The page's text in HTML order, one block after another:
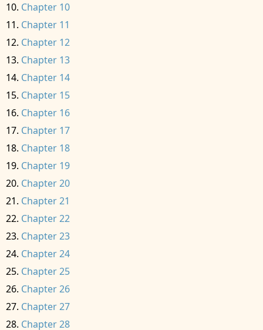
Chapter 10
Chapter 11
Chapter 12
Chapter 13
Chapter 14
Chapter 15
Chapter 16
Chapter 17
Chapter 18
Chapter 19
Chapter 20
Chapter 21
Chapter 22
Chapter 23
Chapter 24
Chapter 25
Chapter 26
Chapter 27
Chapter 28